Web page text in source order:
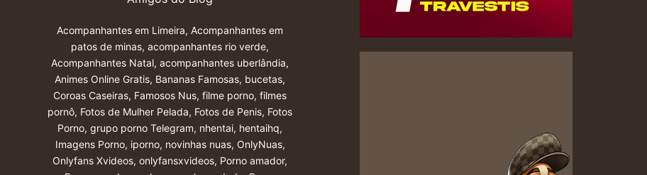
Acompanhantes em Limeira,Acompanhantes em
patos de minas,acompanhantes rio verde,
Acompanhantes Natal,acompanhantes uberlândia,
Animes Online Gratis, Bananas Famosas, bucetas,
Coroas Caseiras, Famosos Nus,filme porno,filmes
pornô, Fotos de Mulher Pelada, Fotos de Penis, Fotos
Porno,grupo porno Telegram, nhentai, hentaihq,
Imagens Porno, iporno, novinhas nuas, OnlyNuas,
Onlyfans Xvideos,onlyfansxvideos, Porno amador,